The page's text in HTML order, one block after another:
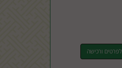
לפרטים ורכישה